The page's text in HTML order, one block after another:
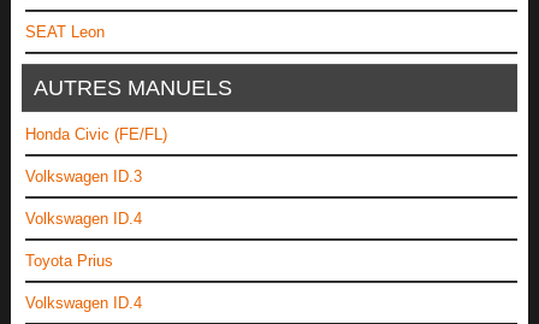
SEAT Leon
AUTRES MANUELS
Honda Civic (FE/FL)
Volkswagen ID.3
Volkswagen ID.4
Toyota Prius
Volkswagen ID.4